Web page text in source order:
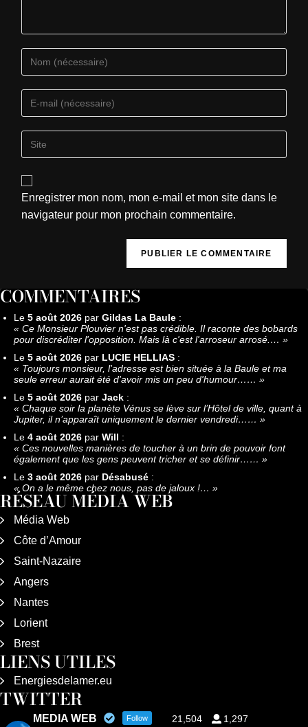
Enregistrer mon nom, mon e-mail et mon site dans le
navigateur pour mon prochain commentaire.
COMMENTAIRES
Le 5 août 2026 par Gildas La Baule :
« Ce Monsieur Plouvier n'est pas crédible. Il raconte des bobards
pour discréditer l'opposition. Mais là c'est l'arroseur arrosé.… »
Le 5 août 2026 par LUCIE HELLIAS :
« Toujours monsieur, l'adresse est bien située à la Baule et ma
seule erreur aurait été d'avoir mis un peu d'humour…… »
Le 5 août 2026 par Jack :
« Chaque soir la planète Vénus se lève sur l’Hôtel de ville, quant à
Jupiter, il n’apparaît uniquement le dernier vendredi…… »
Le 4 août 2026 par Will :
« Ces nouvelles manières de toucher à un brin de pouvoir font
également que les gens peuvent tricher et se définir…… »
Le 3 août 2026 par Désabusé :
«On a le même chez nous, pas de jaloux !… »
RÉSEAU MÉDIA WEB
Média Web
Côte d’Amour
Saint-Nazaire
Angers
Nantes
Lorient
Brest
LIENS UTILES
Energiesdelamer.eu
TWITTER
MEDIA WEB Follow 21,504 1,297